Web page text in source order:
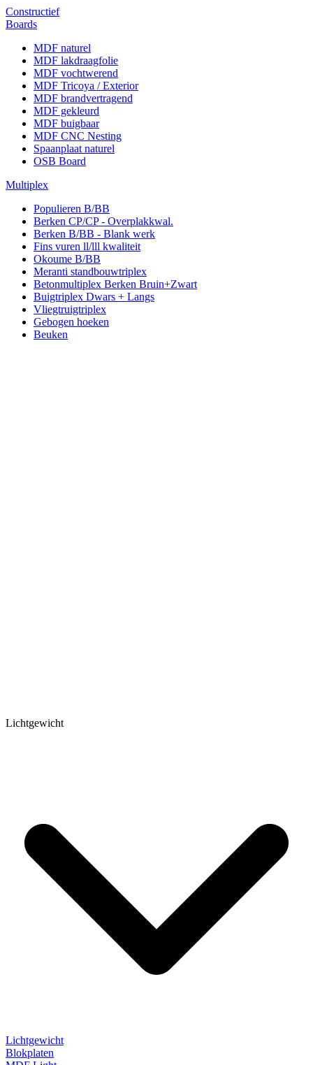
Constructief
Boards
MDF naturel
MDF lakdraagfolie
MDF vochtwerend
MDF Tricoya / Exterior
MDF brandvertragend
MDF gekleurd
MDF buigbaar
MDF CNC Nesting
Spaanplaat naturel
OSB Board
Multiplex
Populieren B/BB
Berken CP/CP - Overplakkwal.
Berken B/BB - Blank werk
Fins vuren ll/lll kwaliteit
Okoume B/BB
Meranti standbouwtriplex
Betonmultiplex Berken Bruin+Zwart
Buigtriplex Dwars + Langs
Vliegtruigtriplex
Gebogen hoeken
Beuken
Lichtgewicht
Lichtgewicht
Blokplaten